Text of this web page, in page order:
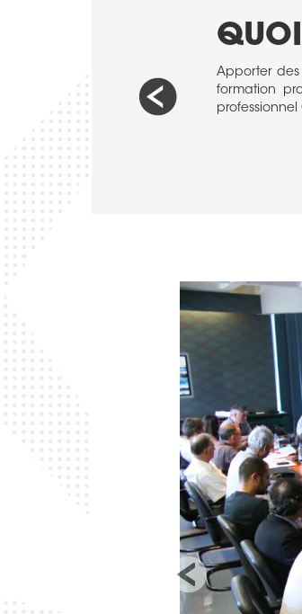
à chaque étape du processus
compétences qu’il souhaite/doit
Apporter des
formation
professionnel